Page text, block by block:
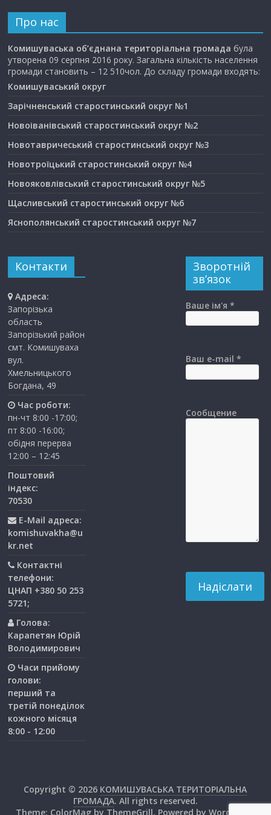
Про нас
Комишуваська об’єднана територіальна громада була
утворена 09 серпня 2016 року. Загальна кількість населення
громади становить – 12 510чол. До складу громади входять:
Комишуваський округ
Зарічненський старостинський округ №1
Новоіванівський старостинський округ №2
Новотавричеський старостинський округ №3
Новотроїцький старостинський округ №4
Новояковлівський старостинський округ №5
Щасливський старостинський округ №6
Яснополянський старостинський округ №7
Контакти
Адреса:
Запорізька
область
Запорізький район
смт. Комишуваха
вул.
Хмельницького
Богдана, 49
Час роботи:
пн-чт 8:00 -17:00;
пт 8:00 -16:00;
обідня перерва
12:00 – 12:45
Поштовий
індекс:
70530
E-Mail адреса:
komishuvakha@u
kr.net
Контактні
телефони:
ЦНАП +380 50 253
5721;
Голова:
Карапетян Юрій
Володимирович
Часи прийому
голови:
перший та
третiй понедiлок
кожного мiсяця
8:00 - 12:00
Зворотній
зв’язок
Ваше ім'я *
Ваш e-mail *
Сообщение
Copyright © 2026 КОМИШУВАСЬКА ТЕРИТОРІАЛЬНА
ГРОМАДА. All rights reserved.
Theme: ColorMagby ThemeGrill. Powered by WordPress